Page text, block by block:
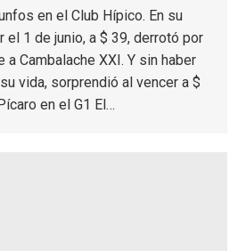
en el Club Hípico. En su
el 1 de junio, a $ 39, derrotó por
Cambalache XXI. Y sin haber
vida, sorprendió al vencer a $
en el G1 El…